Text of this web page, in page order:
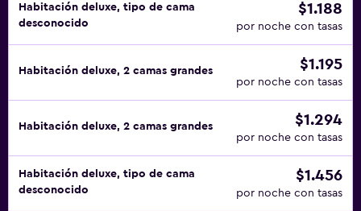
Habitación deluxe, tipo de cama
desconocido
$1.188
por noche con tasas
Habitación deluxe, 2 camas grandes $1.195
por noche con tasas
Habitación deluxe, 2 camas grandes $1.294
por noche con tasas
Habitación deluxe, tipo de cama
desconocido
$1.456
por noche con tasas